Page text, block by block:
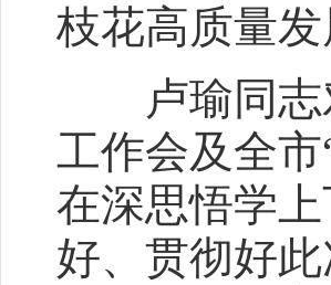
枝花高质量
卢瑜同志
工作会及全
在深思悟学
好、贯彻好